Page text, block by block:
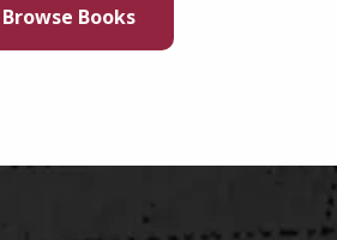
Browse Books